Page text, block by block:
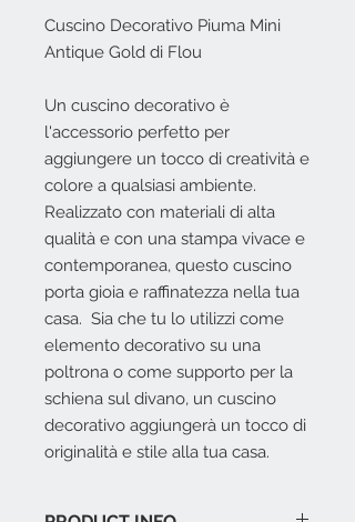
Cuscino Decorativo Piuma Mini
Antique Gold di Flou
Un cuscino decorativo è
l'accessorio perfetto per
aggiungere un tocco di creatività e
colore a qualsiasi ambiente.
Realizzato con materiali di alta
qualità e con una stampa vivace e
contemporanea, questo cuscino
porta gioia e raffinatezza nella tua
casa. Sia che tu lo utilizzi come
elemento decorativo su una
poltrona o come supporto per la
schiena sul divano, un cuscino
decorativo aggiungerà un tocco di
originalità e stile alla tua casa.